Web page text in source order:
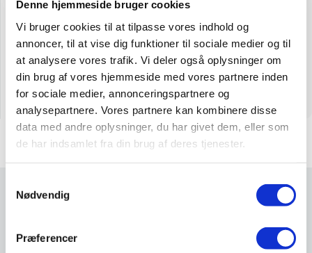
Denne hjemmeside bruger cookies
Vi bruger cookies til at tilpasse vores indhold og
annoncer, til at vise dig funktioner til sociale medier og til
at analysere vores trafik. Vi deler også oplysninger om
din brug af vores hjemmeside med vores partnere inden
for sociale medier, annonceringspartnere og
analysepartnere. Vores partnere kan kombinere disse
data med andre oplysninger, du har givet dem, eller som
de har indsamlet fra din brug af deres tjenester.
Nødvendig
Præferencer
MF 8S
Læs mere
Galleri